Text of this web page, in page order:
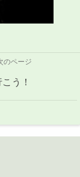
のページ
う！